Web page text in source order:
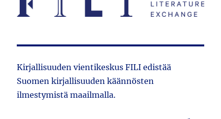
Kirjallisuuden vientikeskus FILI edistää
Suomen kirjallisuuden käännösten
ilmestymistä maailmalla.